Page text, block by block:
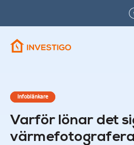
Infoblänkare
Varför lönar det
värmefotografera